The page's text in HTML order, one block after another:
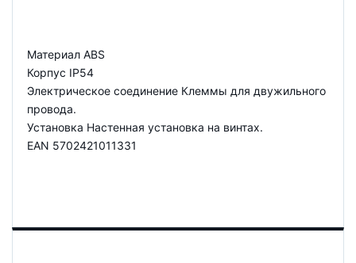
Материал ABS
Корпус IP54
Электрическое соединение Клеммы для двужильного
провода.
Установка Настенная установка на винтах.
EAN 5702421011331